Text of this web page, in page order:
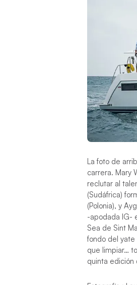
La foto de
carrera. Mary
reclutar al
(Sudáfrica)
(Polonia), y
-apodada IG-
Sea de Sint
fondo del
que limpiar…
quinta